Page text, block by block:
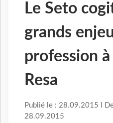
Le Seto
grands
profession à
Resa
Publié le : 28.09.2015 I
28.09.2015